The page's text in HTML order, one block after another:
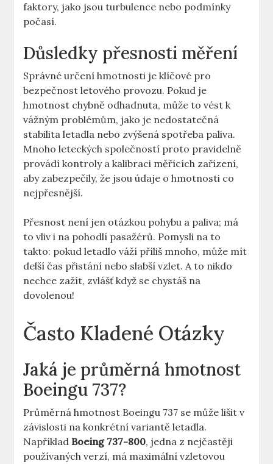
faktory, jako ‌jsou ⁢turbulence nebo podmínky
⁤počasí.
Důsledky přesnosti⁤ měření
Správné ⁣určení⁣ hmotnosti je klíčové pro‌
bezpečnost letového provozu. Pokud je
hmotnost chybně odhadnuta, může to‌ vést k⁤
vážným problémům, jako je nedostatečná
stabilita letadla nebo⁤ zvýšená spotřeba ‍paliva.
Mnoho leteckých společností proto pravidelně⁤
provádí kontroly a kalibraci měřících ⁤zařízení,
aby zabezpečily, že jsou údaje o hmotnosti co
nejpřesnější.
Přesnost není​ jen otázkou pohybu a paliva; má
to vliv i na pohodlí pasažérů. Pomysli na to
takto: pokud letadlo váží‌ příliš mnoho,‍ může​ mít⁣
delší ⁢čas přistání nebo slabší vzlet. A to⁢ nikdo
nechce zažít,⁢ zvlášť když se chystáš na
dovolenou!
Často Kladené⁢ Otázky
Jaká je průměrná hmotnost
Boeingu 737?
Průměrná ​hmotnost Boeingu 737 se může lišit v
závislosti na konkrétní variantě letadla.
Například‍Boeing 737-800, ‍jedna z nejčastěji
používaných verzí, má maximální vzletovou